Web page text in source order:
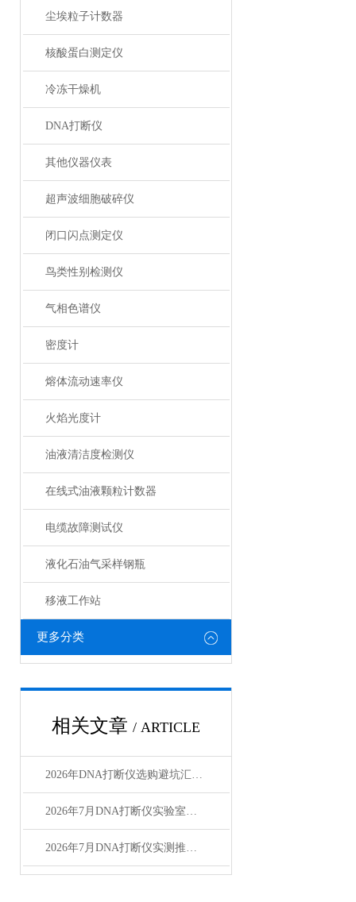
尘埃粒子计数器
核酸蛋白测定仪
冷冻干燥机
DNA打断仪
其他仪器仪表
超声波细胞破碎仪
闭口闪点测定仪
鸟类性别检测仪
气相色谱仪
密度计
熔体流动速率仪
火焰光度计
油液清洁度检测仪
在线式油液颗粒计数器
电缆故障测试仪
液化石油气采样钢瓶
移液工作站
更多分类
相关文章 / ARTICLE
2026年DNA打断仪选购避坑汇总：看到第3条我慌了
2026年7月DNA打断仪实验室选型避坑指南
2026年7月DNA打断仪实测推荐 实验室场景选购指南